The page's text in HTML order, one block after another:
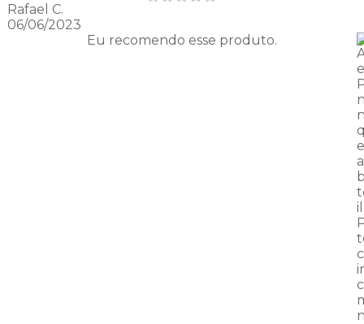
Rafael C.
06/06/2023
Eu recomendo esse produto.